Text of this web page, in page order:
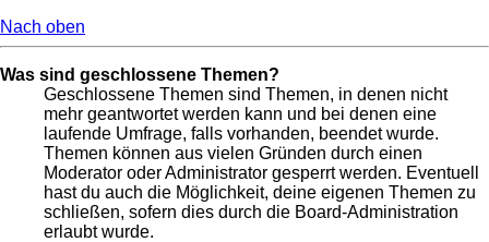
Nach oben
Was sind geschlossene Themen?
Geschlossene Themen sind Themen, in denen nicht
mehr geantwortet werden kann und bei denen eine
laufende Umfrage, falls vorhanden, beendet wurde.
Themen können aus vielen Gründen durch einen
Moderator oder Administrator gesperrt werden. Eventuell
hast du auch die Möglichkeit, deine eigenen Themen zu
schließen, sofern dies durch die Board-Administration
erlaubt wurde.